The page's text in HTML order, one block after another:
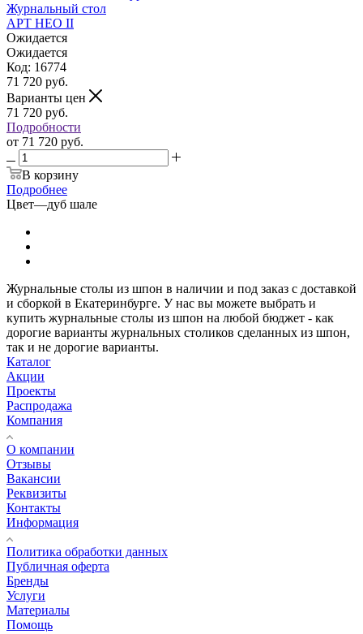
Журнальный стол
АРТ НЕО II
Ожидается
Ожидается
Код: 16774
71 720 руб.
Варианты цен
71 720 руб.
Подробности
от 71 720 руб.
В корзину
Подробнее
Цвет—дуб шале
Журнальные столы из шпон в наличии и под заказ с доставкой
и сборкой в Екатеринбурге. У нас вы можете выбрать и
купить журнальные столы из шпон на любой бюджет - как
дорогие варианты журнальных столиков сделанных из шпон,
так и не дорогие варианты.
Каталог
Акции
Проекты
Распродажа
Компания
О компании
Отзывы
Вакансии
Реквизиты
Контакты
Информация
Политика обработки данных
Публичная оферта
Бренды
Услуги
Материалы
Помощь